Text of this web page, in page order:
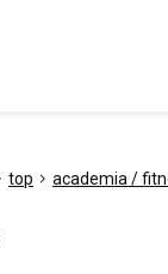
top academia /